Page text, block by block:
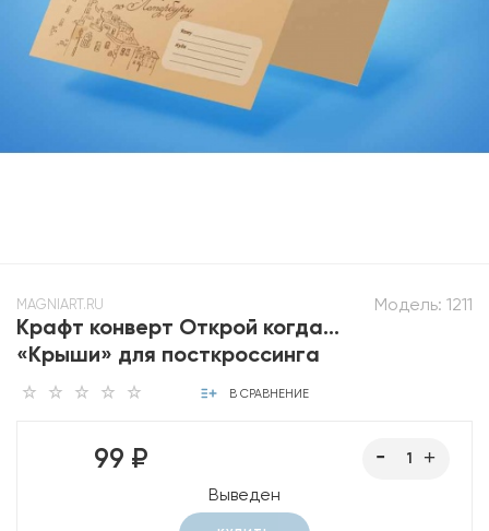
Модель: 1211
MAGNIART.RU
Крафт конверт Открой когда…
«Крыши» для посткроссинга
В СРАВНЕНИЕ
99 ₽
Выведен